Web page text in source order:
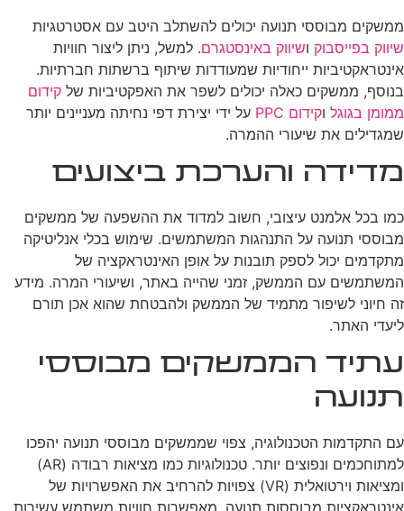
ממשקים מבוססי תנועה יכולים להשתלב היטב עם אסטרטגיות
שיווק בפייסבוק ושיווק באינסטגרם. למשל, ניתן ליצור חוויות
אינטראקטיביות ייחודיות שמעודדות שיתוף ברשתות חברתיות.
בנוסף, ממשקים כאלה יכולים לשפר את האפקטיביות של קידום
ממומן בגוגל וקידום PPC
על ידי יצירת דפי נחיתה מעניינים יותר
שמגדילים את שיעורי ההמרה.
מדידה והערכת ביצועים
כמו בכל אלמנט עיצובי, חשוב למדוד את ההשפעה של ממשקים
מבוססי תנועה על התנהגות המשתמשים. שימוש בכלי אנליטיקה
מתקדמים יכול לספק תובנות על אופן האינטראקציה של
המשתמשים עם הממשק, זמני שהייה באתר, ושיעורי המרה. מידע
זה חיוני לשיפור מתמיד של הממשק ולהבטחת שהוא אכן תורם
ליעדי האתר.
עתיד הממשקים מבוססי
תנועה
עם התקדמות הטכנולוגיה, צפוי שממשקים מבוססי תנועה יהפכו
למתוחכמים ונפוצים יותר. טכנולוגיות כמו מציאות רבודה (AR)
ומציאות וירטואלית (VR) צפויות להרחיב את האפשרויות של